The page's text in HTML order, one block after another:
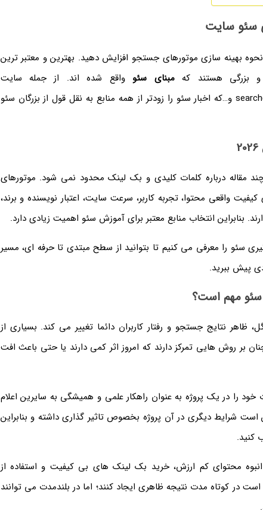
سئو سایت
بهینه سازی موتورهای جستجو افزایش دهید. بهترین و معتبر ترین
و بزرگی هستند کهمبنای سئوواقع شده اند. از جمله سایت
searchenginejournal، searchengineland، neilpatel و…که اخبار سئو را زودتر از همه منابع به نقل قول از بزرگان سئو
دیگر به خواندن چند مقاله درباره کلمات کلیدی و بک لینک محدود نمی شود. موتورهای
واقعی محتوا، تجربه کاربر، سرعت سایت، اعتبار نویسنده و برند،
بنابراین انتخاب منابع معتبر برای آموزش سئو اهمیت زیادی دارد.
سئو را معرفی می کنیم تا بتوانید از سطح مبتدی تا حرفه ای، مسیر
پیش ببرید.
سئو مهم است؟
ظاهر نتایج جستجو و رفتار کاربران دائما تغییر می کند. بسیاری از
بر روش هایی تمرکز دارند که امروز اثر کمی دارند یا حتی باعث افت
را در یک پروژه به عنوان راهکار علمی و همیشگی به سایرین اعلام
شرایط دیگری در آن پروژه بخصوص تاثیر گذاری داشته و بنابراین
کنید.
انبوه محتوای کم ارزش، خرید بک لینک های بی کیفیت و استفاده از
کوتاه مدت نتیجه ظاهری ایجاد کنند؛ اما در بلندمدت می توانند